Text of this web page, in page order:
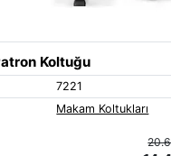
Koltuğu
7221
Makam Koltukları